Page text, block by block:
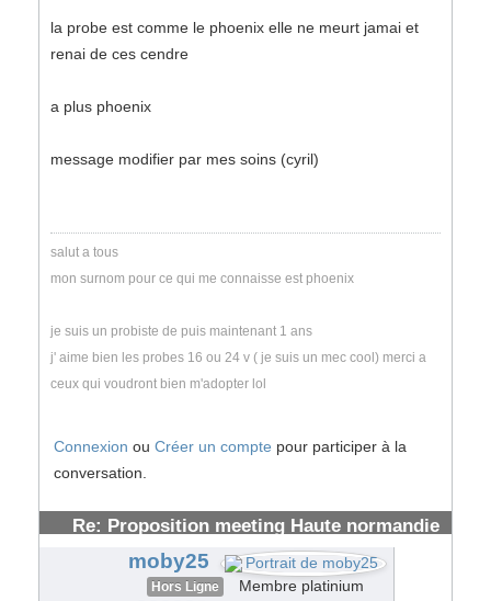
la probe est comme le phoenix elle ne meurt jamai et
renai de ces cendre
a plus phoenix
message modifier par mes soins (cyril)
salut a tous
mon surnom pour ce qui me connaisse est phoenix
je suis un probiste de puis maintenant 1 ans
j' aime bien les probes 16 ou 24 v ( je suis un mec cool) merci a
ceux qui voudront bien m'adopter lol
Connexion ou Créer un compte pour participer à la
conversation.
Re: Proposition meeting Haute normandie
moby25
Hors Ligne
Membre platinium